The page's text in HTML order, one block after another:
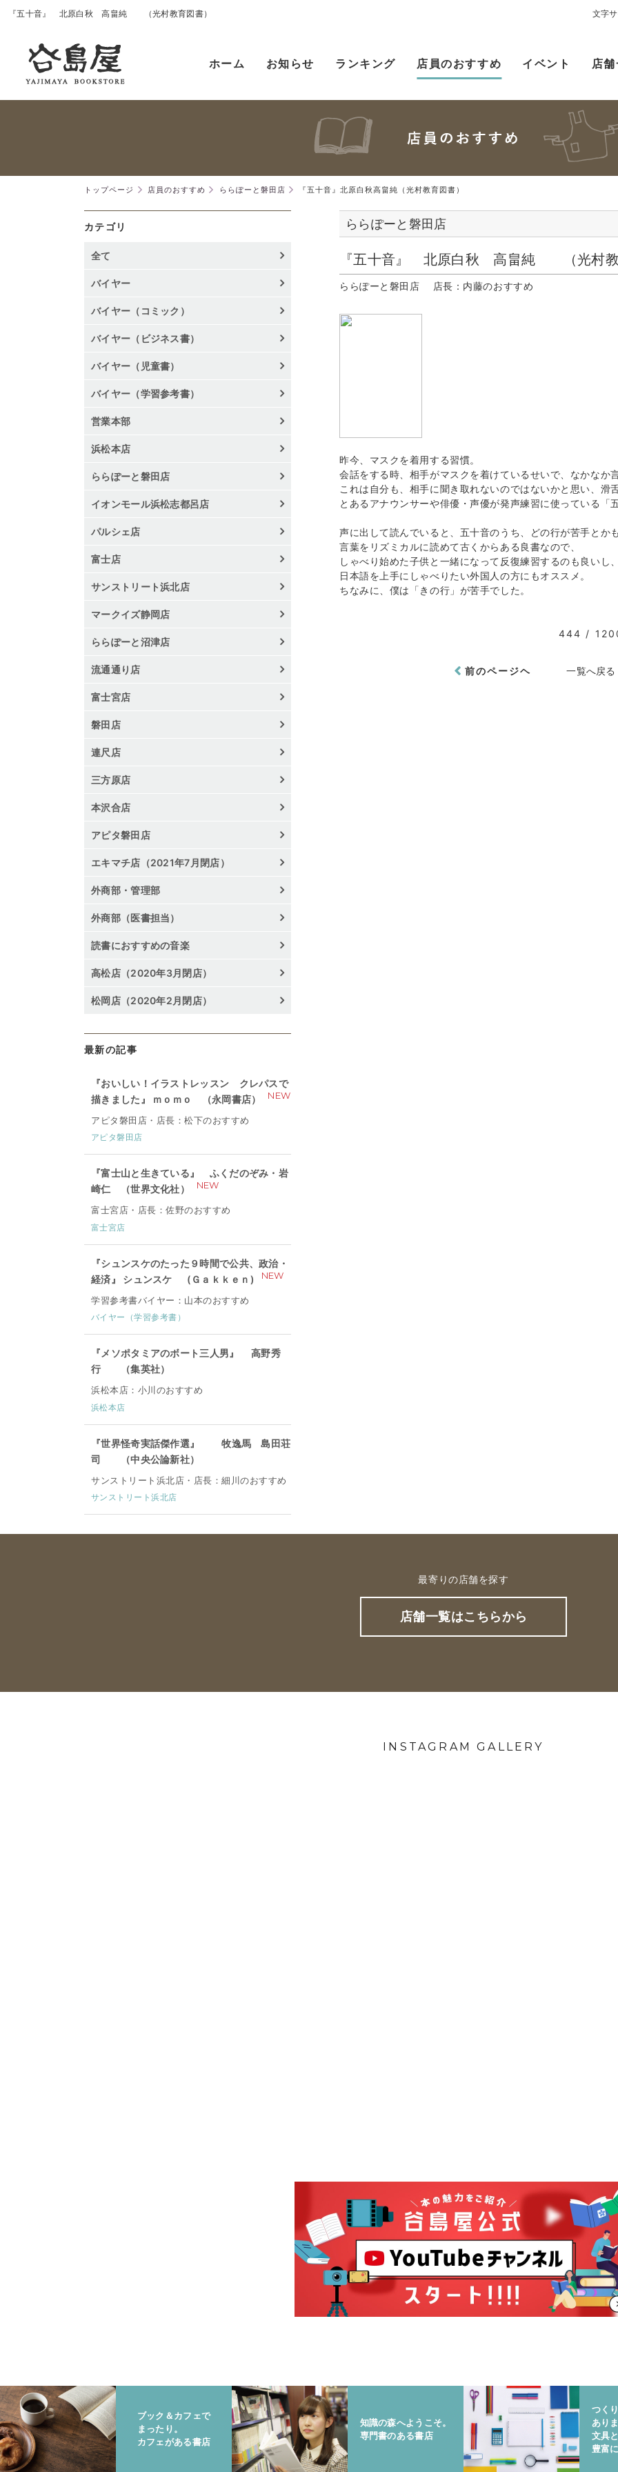
『五十音』 北原白秋 高畠純 （光村教育図書） 文字
ホーム お知らせ ランキング 店員のおすすめ イベント 店
トップページ 店員のおすすめ ららぽーと磐田店 『五十音』北原白秋高畠純（光村教育図書）
ららぽーと磐田店
『五十音』 北原白秋 高畠純 （光村教
ららぽーと磐田店 店長：内藤のおすすめ
昨今、マスクを着用する習慣。
会話をする時、相手がマスクを着けているせいで、なかなか
これは自分も、相手に聞き取れないのではないかと思い、滑
とあるアナウンサーや俳優・声優が発声練習に使っている「
声に出して読んでいると、五十音のうち、どの行が苦手とか
言葉をリズミカルに読めて古くからある良書なので、
しゃべり始めた子供と一緒になって反復練習するのも良いし、
日本語を上手にしゃべりたい外国人の方にもオススメ。
ちなみに、僕は「きの行」が苦手でした。
444 /
前のページヘ 一覧へ戻る
カテゴリ
全て
バイヤー
バイヤー（コミック）
バイヤー（ビジネス書）
バイヤー（児童書）
バイヤー（学習参考書）
営業本部
浜松本店
ららぽーと磐田店
イオンモール浜松志都呂店
パルシェ店
富士店
サンストリート浜北店
マークイズ静岡店
ららぽーと沼津店
流通通り店
富士宮店
磐田店
連尺店
三方原店
本沢合店
アピタ磐田店
エキマチ店（2021年7月閉店）
外商部・管理部
外商部（医書担当）
読書におすすめの音楽
高松店（2020年3月閉店）
松岡店（2020年2月閉店）
最新の記事
『おいしい！イラストレッスン クレパスで
描きました』 ｍｏｍｏ （永岡書店）
NEW
アピタ磐田店・店長：松下のおすすめ
アピタ磐田店
『富士山と生きている』 ふくだのぞみ・岩
崎仁 （世界文化社）
NEW
富士宮店・店長：佐野のおすすめ
富士宮店
『シュンスケのたった９時間で公共、政治・
経済』 シュンスケ (Ｇａｋｋｅｎ)
NEW
学習参考書バイヤー：山本のおすすめ
バイヤー（学習参考書）
『メソポタミアのボート三人男』 高野秀
行 （集英社）
浜松本店：小川のおすすめ
浜松本店
『世界怪奇実話傑作選』 牧逸馬 島田荘
司 （中央公論新社）
サンストリート浜北店・店長：細川のおすすめ
サンストリート浜北店
最寄りの店舗を探す
店舗一覧はこちらから
INSTAGRAM GALLERY
ブック＆カフェで
まったり。
カフェがある書店
知識の森へようこそ。
専門書のある書店
つく
ありま
文具
豊富